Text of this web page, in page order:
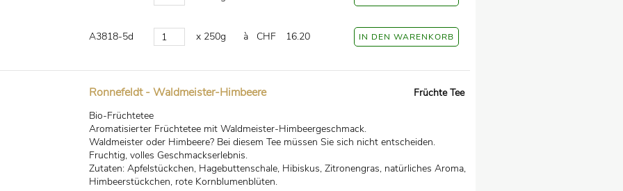
A3818-5d x 250g à CHF 16.20
Ronnefeldt - Waldmeister-Himbeere
Früchte Tee
Bio-Früchtetee
Aromatisierter Früchtetee mit Waldmeister-Himbeergeschmack.
Waldmeister oder Himbeere? Bei diesem Tee müssen Sie sich nicht entscheiden.
Fruchtig, volles Geschmackserlebnis.
Zutaten: Apfelstückchen, Hagebuttenschale, Hibiskus, Zitronengras, natürliches Aroma,
Himbeerstückchen, rote Kornblumenblüten.